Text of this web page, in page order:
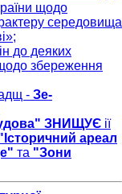
щодо
середовища
;
до деяких
збереження
- Зе-
ЗНИЩУЄ ії
ареал
та "Зони